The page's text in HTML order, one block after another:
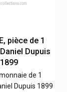
pièce de 1
Dupuis
1899
de 1
Dupuis 1899